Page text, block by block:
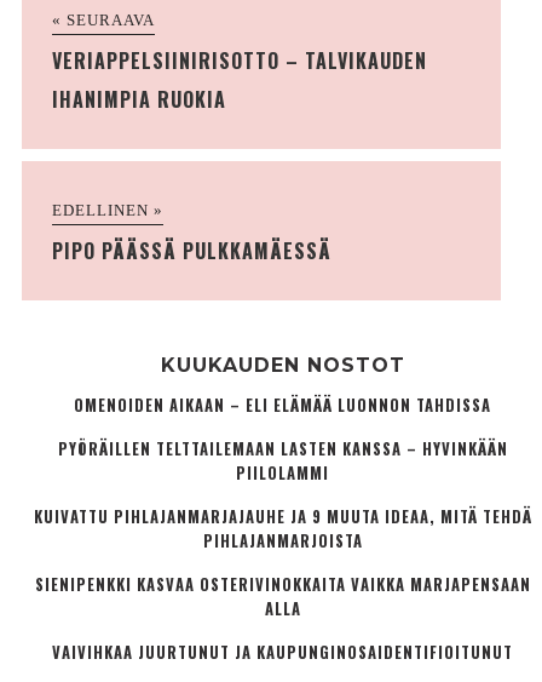
« SEURAAVA
VERIAPPELSIINIRISOTTO – TALVIKAUDEN
IHANIMPIA RUOKIA
EDELLINEN »
PIPO PÄÄSSÄ PULKKAMÄESSÄ
KUUKAUDEN NOSTOT
OMENOIDEN AIKAAN – ELI ELÄMÄÄ LUONNON TAHDISSA
PYÖRÄILLEN TELTTAILEMAAN LASTEN KANSSA – HYVINKÄÄN
PIILOLAMMI
KUIVATTU PIHLAJANMARJAJAUHE JA 9 MUUTA IDEAA, MITÄ TEHDÄ
PIHLAJANMARJOISTA
SIENIPENKKI KASVAA OSTERIVINOKKAITA VAIKKA MARJAPENSAAN
ALLA
VAIVIHKAA JUURTUNUT JA KAUPUNGINOSA­IDENTIFIOITUNUT